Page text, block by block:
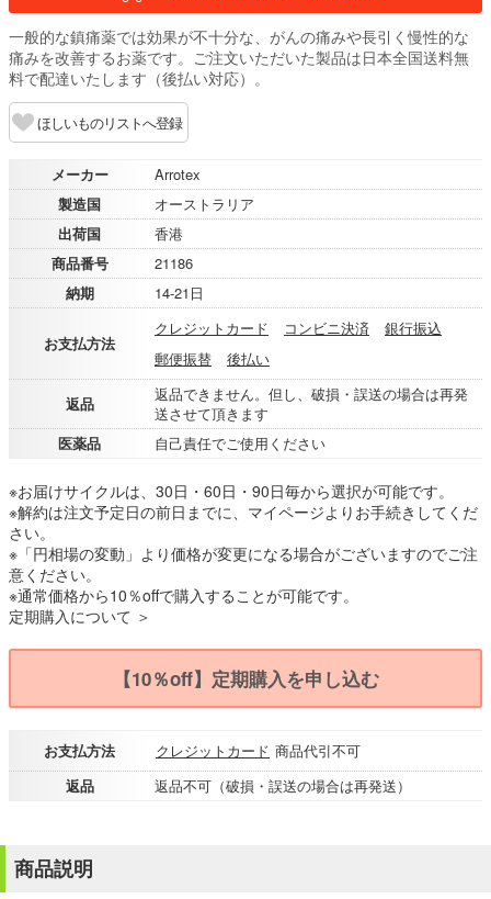
一般的な鎮痛薬では効果が不十分な、がんの痛みや長引く慢性的な
痛みを改善するお薬です。ご注文いただいた製品は日本全国送料無
料で配達いたします（後払い対応）。
ほしいものリストへ登録
メーカー
Arrotex
製造国
オーストラリア
出荷国
香港
商品番号
21186
納期
14-21日
お支払方法
クレジットカード コンビニ決済
銀行振込
郵便振替
後払い
返品
返品できません。但し、破損・誤送の場合は再発
送させて頂きます
医薬品
自己責任でご使用ください
※お届けサイクルは、30日・60日・90日毎から選択が可能です。
※解約は注文予定日の前日までに、マイページよりお手続きしてくだ
さい。
※「円相場の変動」より価格が変更になる場合がございますのでご注
意ください。
※通常価格から10％offで購入することが可能です。
定期購入について ＞
【10％off】定期購入を申し込む
お支払方法 クレジットカード 商品代引不可
返品
返品不可（破損・誤送の場合は再発送）
商品説明